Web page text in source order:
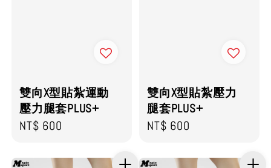
雙向X型貼紮運動
壓力腿套PLUS+
Regular
NT$ 600
雙向X型貼紮壓力
腿套PLUS+
Regular
NT$ 600